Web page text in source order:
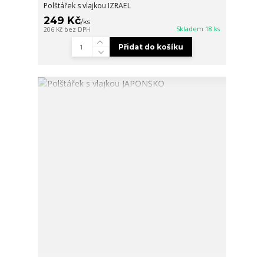
Polštářek s vlajkou IZRAEL
249 Kč/ks
206 Kč bez DPH Skladem 18 ks
Přidat do košíku